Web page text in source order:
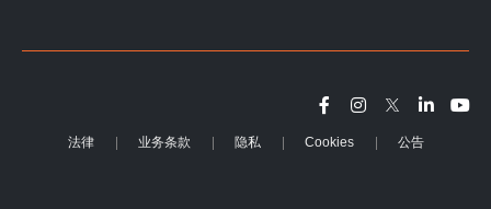
法律 业务条款 隐私 Cookies 公告